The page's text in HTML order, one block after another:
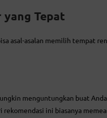
Tepat
asal-asalan memilih tempat
menguntungkan buat
ini biasanya